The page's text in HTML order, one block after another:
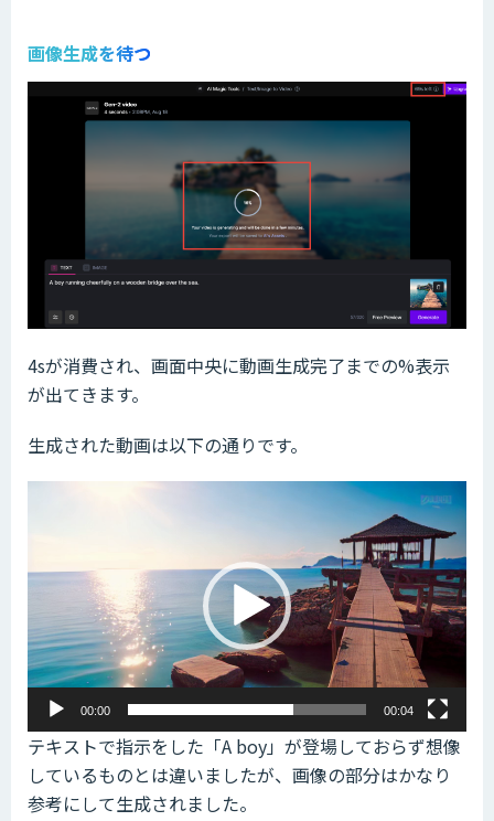
画像生成を待つ
4sが消費され、画面中央に動画生成完了までの%表示
が出てきます。
生成された動画は以下の通りです。
ー
ー
00:00 00:04
テキストで指示をした「A boy」が登場しておらず想像
しているものとは違いましたが、画像の部分はかなり
参考にして生成されました。